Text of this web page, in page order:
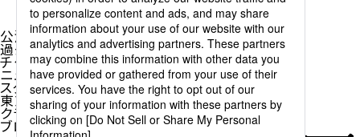
公演情報
過去公演一覧
チケット購入
ニュース
スタッフ&ダンサー
東京バレエ団とは
クラブ・アッサンブレ
ブログ